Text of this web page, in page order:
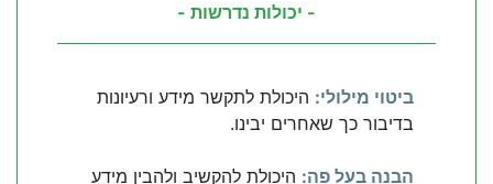
- יכולות נדרשות -
ביטוי מילולי: היכולת לתקשר מידע ורעיונות
בדיבור כך שאחרים יבינו.
הבנה בעל פה: היכולת להקשיב ולהבין מידע